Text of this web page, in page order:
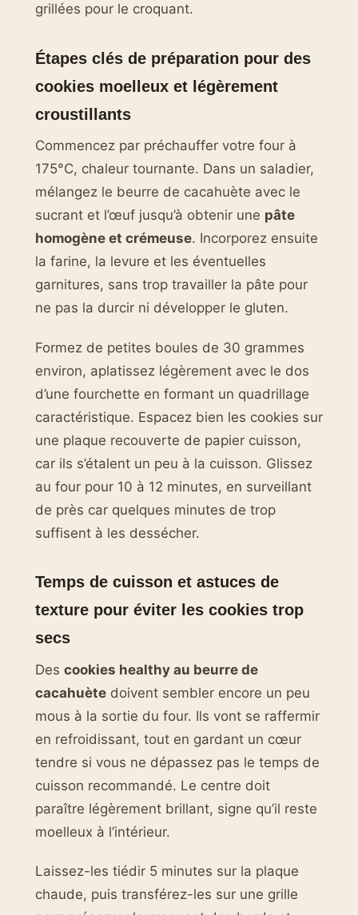
grillées pour le croquant.
Étapes clés de préparation pour des
cookies moelleux et légèrement
croustillants
Commencez par préchauffer votre four à
175°C, chaleur tournante. Dans un saladier,
mélangez le beurre de cacahuète avec le
sucrant et l’œuf jusqu’à obtenir une pâte
homogène et crémeuse. Incorporez ensuite
la farine, la levure et les éventuelles
garnitures, sans trop travailler la pâte pour
ne pas la durcir ni développer le gluten.
Formez de petites boules de 30 grammes
environ, aplatissez légèrement avec le dos
d’une fourchette en formant un quadrillage
caractéristique. Espacez bien les cookies sur
une plaque recouverte de papier cuisson,
car ils s’étalent un peu à la cuisson. Glissez
au four pour 10 à 12 minutes, en surveillant
de près car quelques minutes de trop
suffisent à les dessécher.
Temps de cuisson et astuces de
texture pour éviter les cookies trop
secs
Des cookies healthy au beurre de
cacahuète doivent sembler encore un peu
mous à la sortie du four. Ils vont se raffermir
en refroidissant, tout en gardant un cœur
tendre si vous ne dépassez pas le temps de
cuisson recommandé. Le centre doit
paraître légèrement brillant, signe qu’il reste
moelleux à l’intérieur.
Laissez-les tiédir 5 minutes sur la plaque
chaude, puis transférez-les sur une grille